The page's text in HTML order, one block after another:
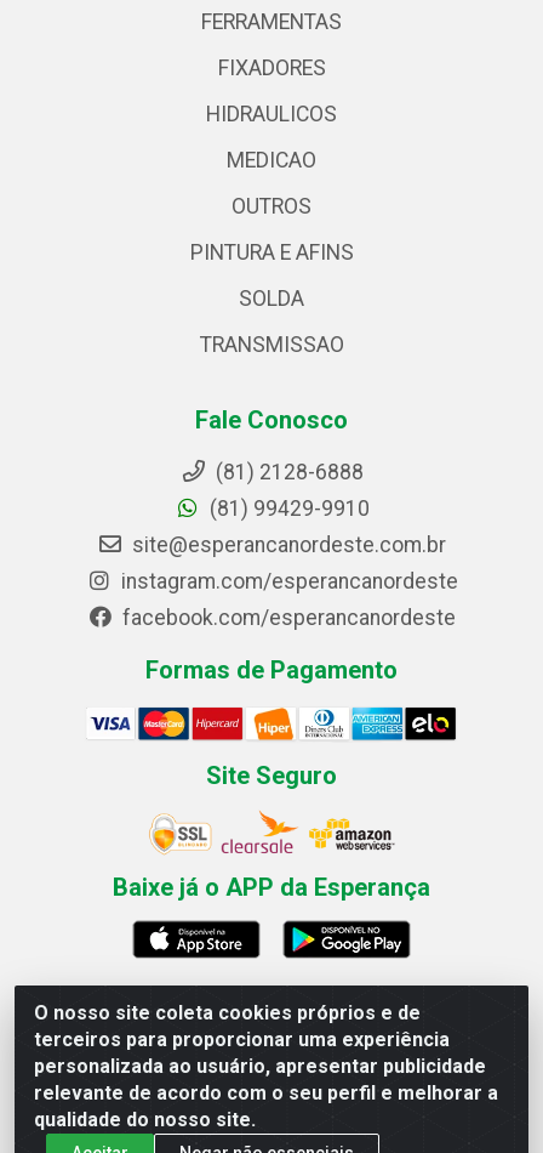
O nosso site coleta cookies próprios e de
terceiros para proporcionar uma experiência
personalizada ao usuário, apresentar publicidade
relevante de acordo com o seu perfil e melhorar a
qualidade do nosso site.
FERRAMENTAS
FIXADORES
HIDRAULICOS
MEDICAO
OUTROS
PINTURA E AFINS
SOLDA
TRANSMISSAO
Fale Conosco
(81) 2128-6888
(81) 99429-9910
site@esperancanordeste.com.br
instagram.com/esperancanordeste
facebook.com/esperancanordeste
Formas de Pagamento
Site Seguro
Baixe já o APP da Esperança
Esperança Nordeste - Rua Professor Caldas Filho, 291 -
Estância - Recife / PE CEP: 50771-335 - CNPJ
03.666.136/0001-23